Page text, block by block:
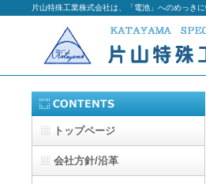
片山特殊工業株式会社は、「電池」へのめっき
トップページ
会社方針/沿革